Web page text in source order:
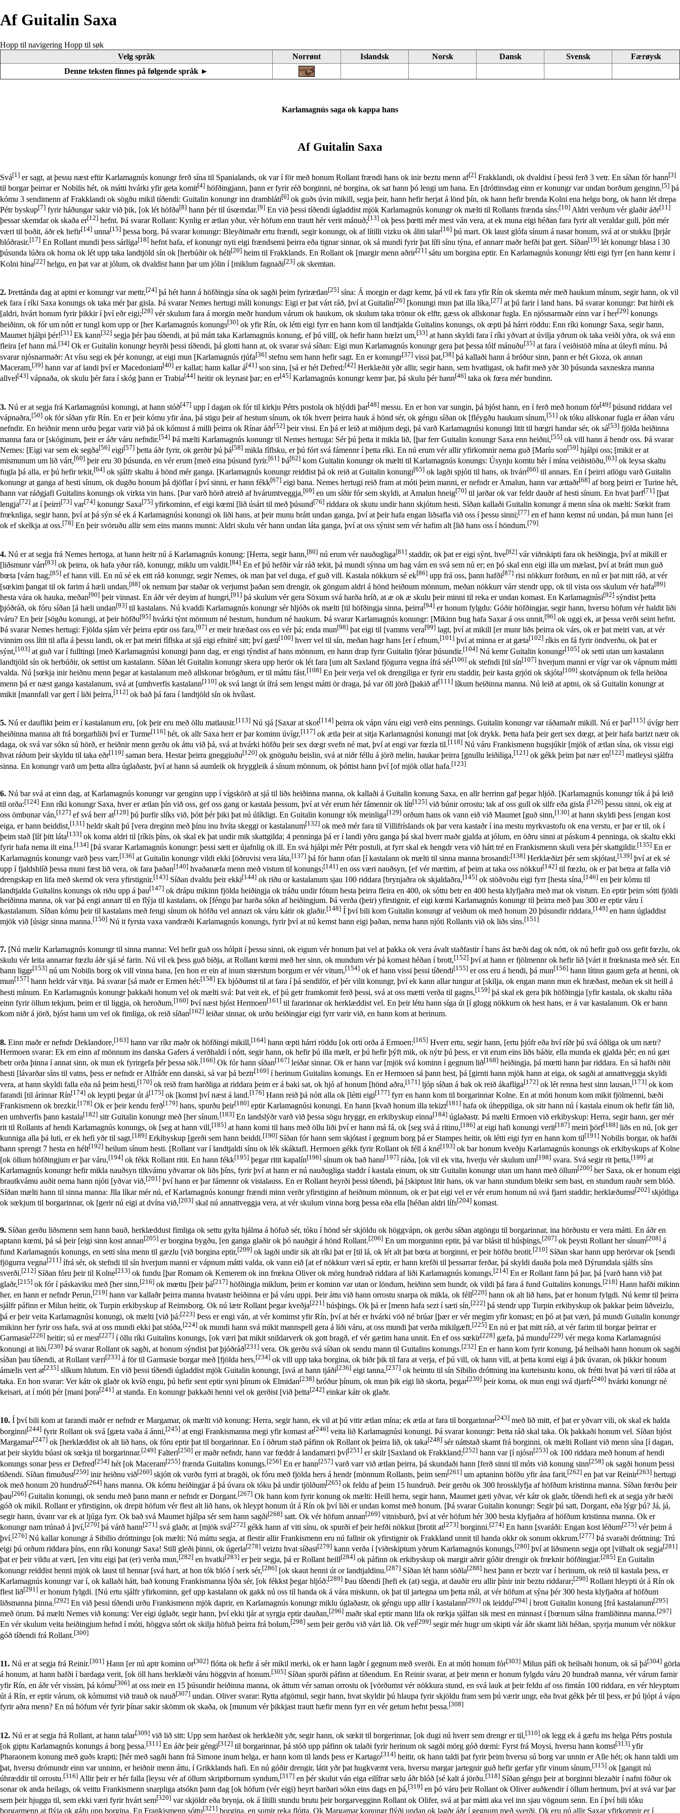
Af Guitalin Saxa
Hopp til navigering Hopp til søk
Velg språk
Norrønt Islandsk Norsk Dansk Svensk
Færøysk
Denne teksten finnes på følgende språk ►
Karlamagnús saga ok kappa hans
Af Guitalin Saxa
Svá[1] er sagt, at þessu næst eftir Karlamagnús konungr ferð sína til Spanialands, ok var í för með honum Rollant frændi hans ok inir beztu menn af[2] Frakklandi, ok dvaldist í þessi ferð 3 vetr. En síðan fór hann[3]
til borgar þeirrar er Nobilis hét, ok mátti hvárki yfir geta komit[4] höfðingjann, þann er fyrir réð borginni, né borgina, ok sat hann þó lengi um hana. En [dróttinsdag einn er konungr var undan borðum genginn,[5] þá
kómu 3 sendimenn af Frakklandi ok sögðu mikil tíðendi: Guitalin konungr inn drambláti[6] ok guðs úvin mikill, segja þeir, hann hefir herjat á lönd þín, ok hann hefir brenda Kolni ena helgu borg, ok hann lét drepa
Pétr byskup[7] fyrir háðungar sakir við þik, [ok lét höfða[8] hann þér til úsœmdar.[9] En við þessi tíðendi úgladdist mjök Karlamagnús konungr ok mælti til Rollants frænda síns:[10] Aldri verðum vér glaðir áðr[11]
þessar skemdar ok skaða er[12] hefnt. Þá svarar Rollant: Kynlig er ætlan yður, vér höfum enn trautt hér verit mánuð;[13] ok þess þœtti mér mest ván vera, at ek muna eigi héðan fara fyrir alt veraldar gull, þótt mér
væri til boðit, áðr ek hefir[14] unna[15] þessa borg. Þá svarar konungr: Bleyðimaðr ertu frændi, segir konungr, ok af lítilli vizku ok áliti talar[16] þú mart. Ok laust glófa sínum á nasar honum, svá at or stukku [þrjár
blóðrasir.[17] En Rollant mundi þess sárliga[18] hefnt hafa, ef konungr nyti eigi frændsemi þeirra eða tignar sinnar, ok sá mundi fyrir þat lífi sínu týna, ef annarr maðr hefði þat gert. Síðan[19] lét konungr blasa í 30
þúsunda lúðra ok horna ok lét upp taka landtjöld sín ok [herbúðir ok hélt[20] heim til Frakklands. En Rollant ok [margir menn aðrir[21] sátu um borgina eptir. En Karlamagnús konungr létti eigi fyrr [en hann kemr í
Kolni hina[22] helgu, en þat var at jólum, ok dvaldist hann þar um jólin í [miklum fagnaði[23] ok skemtan.
2. Þrettánda dag at aptni er konungr var mettr,[24] þá hét hann á höfðingja sína ok sagði þeim fyrirætlan[25] sína: Á morgin er dagr kemr, þá vil ek fara yfir Rín ok skemta mér með haukum mínum, segir hann, ok vil
ek fara í ríki Saxa konungs ok taka mér þar gisla. Þá svarar Nemes hertugi máli konungs: Eigi er þat várt ráð, því at Guitalin[26] [konungi mun þat illa líka,[27] at þú farir í land hans. Þá svarar konungr: Þat hirði ek
[aldri, hvárt honum fyrir þikkir í því eðr eigi;[28] vér skulum fara á morgin meðr hundum várum ok haukum, ok skulum taka trönur ok elftr, gæss ok allskonar fugla. En njósnarmaðr einn var í her[29] konungs
heiðinn, ok fór um nótt er tungl kom upp or [her Karlamagnús konungs[30] ok yfir Rín, ok létti eigi fyrr en hann kom til landtjalda Guitalins konungs, ok œpti þá hárri röddu: Enn ríki konungr Saxa, segir hann,
Maumet hjálpi þér![31] Ek kann[32] segja þér þau tíðendi, at þú mátt taka Karlamagnús konung, ef þú vill[, ok hefir hann hœlzt um,[33] at hann skyldi fara í ríki yðvart at úvilja yðrum ok taka veiði yðra, ok svá enn
fleira [ef hann má.[34] Ok er Guitalin konungr heyrði þessi tíðendi, þá glotti hann at, ok svarar svá síðan: Eigi mun Karlamagnús konungr gera þat þessa tólf mánuðu[35] at fara í veiðistöð mína at úleyfi mínu. Þá
svarar njósnarmaðr: At vísu segi ek þér konungr, at eigi mun [Karlamagnús rjúfa[36] stefnu sem hann hefir sagt. En er konungr[37] vissi þat,[38] þá kallaði hann á bróður sinn, þann er hét Gioza, ok annan
Maceram,[39] hann var af landi því er Macedoniam[40] er kallat; hann kallar á[41] son sinn, [sá er hét Defred:[42] Herklæðit yðr allir, segir hann, sem hvatligast, ok hafit með yðr 30 þúsunda saxneskra manna
allvel[43] vápnaða, ok skulu þér fara í skóg þann er Trabia[44] heitir ok leynast þar; en er[45] Karlamagnús konungr kemr þar, þá skulu þér hann[46] taka ok fœra mér bundinn.
3. Nú er at segja frá Karlamagnúsi konungi, at hann stóð[47] upp í dagan ok fór til kirkju Pétrs postola ok hlýddi þar[48] messu. En er hon var sungin, þá bjóst hann, en í ferð með honum fór[49] þúsund riddara vel
vápnaðra,[50] ok fór síðan yfir Rín. En er þeir kómu yfir ána, þá stigu þeir af hestum sínum, ok tók hverr þeirra hauk á hönd sér, ok géngu síðan ok [fléygðu haukum sínum,[51] ok tóku allskonar fugla er áðan váru
nefndir. En heiðnir menn urðu þegar varir við þá ok kómust á milli þeirra ok Rínar áðr[52] þeir vissi. En þá er leið at miðjum degi, þá varð Karlamagnúsi konungi litit til hœgri handar sér, ok sá[53] fjölda heiðinna
manna fara or [skóginum, þeir er áðr váru nefndir.[54] Þá mælti Karlamagnús konungr til Nemes hertuga: Sér þú þetta it mikla lið, [þar ferr Guitalin konungr Saxa enn heiðni,[55] ok vill hann á hendr oss. Þá svarar
Nemes: [Eigi var sem ek segða[56] eigi[57] þetta áðr fyrir, ok gerðir þú þá[58] mikla fíflsku, er þú fórt svá fámennr í þetta ríki. En nú erum vér allir yfirkomnir nema guð [Maríu son[59] hjálpi oss; [mikit er at
mismunum um lið várt,[60] þeir eru 30 þúsunda, en vér erum [með eina þúsund fyrir.[61] Þá[62] kom Guitalin konungr ok mælti til Karlamagnús konungs: Úsynju komtu hér í mína veiðistöðu,[63] ok leysa skaltu
fugla þá alla, er þú hefir tekit,[64] ok sjálfr skaltu á hönd mér ganga. [Karlamagnús konungr reiddist þá ok reið at Guitalin konungi[65] ok lagði spjóti til hans, ok hvárr[66] til annars. En í þeirri atlögu varð Guitalin
konungr at ganga af hesti sínum, ok dugðu honum þá djöflar í því sinni, er hann fékk[67] eigi bana. Nemes hertugi reið fram at móti þeim manni, er nefndr er Amalun, hann var ættaðr[68] af borg þeirri er Turine hét,
hann var ráðgjafi Guitalins konungs ok virkta vin hans. [Þar varð hörð atreið af hvárumtveggja,[69] en um síðir fór sem skyldi, at Amalun hneig[70] til jarðar ok var feldr dauðr af hesti sínum. En hvat þarf[71] [þat
lengja[72] at í þeirri[73] var[74] konungr Saxa[75] yfirkominn, ef eigi kœmi [lið úsárt til með þúsund[76] riddara ok skutu undir hann skjótum hesti. Síðan kallaði Guitalin konungr á menn sína ok mælti: Sœkit fram
frœknliga, segir hann, því at þá sýn sé ek á Karlamagnúsi konungi ok liði hans, at þeir munu brátt undan ganga, því at þeir hafa engan liðsafla við oss í þessu sinni;[77] en ef hann kemst nú undan, þá mun hann [ei
ok ef skelkja at oss.[78] En þeir svöruðu allir sem eins manns munni: Aldri skulu vér hann undan láta ganga, því at oss sýnist sem vér hafim alt [lið hans oss í höndum.[79]
4. Nú er at segja frá Nemes hertoga, at hann heitr nú á Karlamagnús konung: [Herra, segir hann,[80] nú erum vér nauðugliga[81] staddir, ok þat er eigi sýnt, hve[82] vár viðrskipti fara ok heiðingja, því at mikill er
[liðsmunr várr[83] ok þeirra, ok hafa yður ráð, konungr, miklu um valdit.[84] En ef þú hefðir vár ráð tekit, þá mundi sýnna um hag várn en svá sem nú er; en þó skal enn eigi illa um mælast, því at brátt mun guð
bœta [várn hag;[85] ef hann vill. En nú sé ek eitt ráð konungr, segir Nemes, ok man þat vel duga, ef guð vill. Kastala nökkurn sé ek[86] upp frá oss, þann hafði[87] risi nökkurr forðum, en nú er þat mitt ráð, at vér
[sœkim þangat til ok farim á hæli undan,[88] ok nemum þar staðar ok verjumst þaðan sem drengir, ok göngum aldri á hönd heiðnum mönnum, meðan nökkurr várr stendr upp, ok til vista oss skulum vér hafa[89]
hesta vára ok hauka, meðan[90] þeir vinnast. En áðr vér deyim af hungri,[91] þá skulum vér gera Söxum svá harða hríð, at æ ok æ skulu þeir minni til reka er undan komast. En Karlamagnúsi[92] sýndist þetta
þjóðráð, ok fóru síðan [á hæli undan[93] til kastalans. Nú kvaddi Karlamagnús konungr sér hljóðs ok mælti [til höfðingja sinna, þeirra[94] er honum fylgdu: Góðir höfðingjar, segir hann, hversu höfum vér haldit liði
váru? En þeir [sögðu konungi, at þeir höfðu[95] hvárki týnt mönnum né hestum, hundum né haukum. Þá svarar Karlamagnús konungr: [Mikinn bug hafa Saxar á oss unnit,[96] ok uggi ek, at þessa verði seint hefnt.
Þá svarar Nemes hertugi: Fjölda sjám vér þeirra eptir oss fara,[97] er meir hræðast oss en vér þá; enda mun[98] þat eigi til [vamms vera[99] lagt, því at mikill [er munr liðs þeirra ok várs, ok er þat meiri van, at vér
vinnim oss lítit til afla á þessu landi, ok er þat meiri fíflska at sjá eigi efnitré sitt; því gæti[100] hverr vel til sín, meðan hagr hans [er í efnum,[101] því at minna er at gæta[102] ríkis en fá fyrir öndverðu, ok þat er
sýnt,[103] at guð var í fulltingi [með Karlamagnúsi konungi þann dag, er engi týndist af hans mönnum, en hann drap fyrir Guitalin fjórar þúsundir.[104] Nú kemr Guitalin konungr[105] ok setti utan um kastalann
landtjöld sín ok herbúðir, ok settist um kastalann. Síðan lét Guitalin konungr skera upp herör ok lét fara [um alt Saxland fjögurra vegna ífrá sér[106] ok stefndi [til sín[107] hverjum manni er vígr var ok vápnum mátti
valda. Nú [sœkja inir heiðnu menn þegar at kastalanum með allskonar brögðum, er til máttu fást.[108] En þeir verja vel ok drengiliga er fyrir eru staddir, þeir kasta grjóti ok skjóta[109] skotvápnum ok fella heiðna
menn þá er næst ganga kastalanum, svá at [umhverfis kastalann[110] ok svá langt út ífrá sem lengst mátti ör draga, þá var öll jörð [þakið af[111] líkum heiðinna manna. Nú leið at aptni, ok sá Guitalin konungr at
mikit [mannfall var gert í liði þeirra,[112] ok bað þá fara í landtjöld sín ok hvílast.
5. Nú er dauflikt þeim er í kastalanum eru, [ok þeir eru með öllu matlausir.[113] Nú sjá [Saxar at skot[114] þeirra ok vápn váru eigi verð eins pennings. Guitalin konungr var ráðamaðr mikill. Nú er þar[115] úvígr herr
heiðinna manna alt frá borgarhliði því er Turme[116] hét, ok allr Saxa herr er þar kominn úvígr,[117] ok ætla þeir at sitja Karlamagnúsi konungi mat [ok drykk. Þetta hafa þeir gert sex dœgr, at þeir hafa barizt nætr ok
daga, ok svá var sókn sú hörð, er heiðnir menn gerðu ok áttu við þá, svá at hvárki höfðu þeir sex dœgr svefn né mat, því at engi var fœzla til.[118] Nú váru Frankismenn hugsjúkir [mjök of ætlan sína, ok vissu eigi
hvat ráðum þeir skyldu til taka eðr[119] saman bera. Hestar þeirra gneggiuðu[120] ok gnöguðu beislin, svá at niðr féllu á jörð melin, haukar þeirra [gnullu leiðiliga,[121] ok gékk þeim þat nær en[122] matleysi sjálfra
sinna. En konungr varð um þetta allra úglaðastr, því at hann sá aumleik ok hryggleik á sínum mönnum, ok þóttist hann því [of mjök ollat hafa.[123]
6. Nú bar svá at einn dag, at Karlamagnús konungr var genginn upp í vígskörð at sjá til liðs heiðinna manna, ok kallaði á Guitalin konung Saxa, en allr herrinn gaf þegar hljóð. [Karlamagnús konungr tók á þá leið
til orða:[124] Enn ríki konungr Saxa, hver er ætlan þín við oss, gef oss gang or kastala þessum, því at vér erum hér fámennir ok lítt[125] við búnir orrostu; tak af oss gull ok silfr eða gisla í[126] þessu sinni, ok eig at
oss ömbunar ván,[127] ef svá berr at[128] þú þurfir slíks við, þótt þér þiki þat nú úlíkligt. En Guitalin konungr tók meinliga[129] orðum hans ok vann eið við Maumet [guð sinn,[130] at hann skyldi þess [engan kost
eiga, er hann beiddist,[131] heldr skalt þú [vera dreginn með þínu inu hvíta skeggi or kastalanum[132] ok með mér fara til Villifríslands ok þar vera kastaðr í ina mestu myrkvastofu ok ena verstu, er þar er til, ok í
þeim stað [líf þitt láta[133] ok koma aldri til [ríkis þíns, ok skal ek þat undir mik skattgilda; 4 penninga þá er í landi yðru ganga þá skal hverr maðr gjalda at jólum, en öðru sinni at páskum 4 penninga, ok skaltu ekki
fyrir hafa nema ilt eina.[134] [Þá svarar Karlamagnús konungr: þessi sætt er újafnlig ok ill. En svá hjálpi mér Pétr postuli, at fyrr skal ek hengdr vera við hátt tré en Frankismenn skuli vera þér skattgildir.[135] En er
Karlamagnús konungr varð þess varr,[136] at Guitalin konungr vildi ekki [öðruvisi vera láta,[137] þá fór hann ofan [í kastalann ok mælti til sinna manna brosandi:[138] Herklæðizt þér sem skjótast,[139] því at ek sé
upp í fjaldshlíð þessa muni fæst lið vera, ok fara þaðan[140] hvaðanæfa menn með vistum til konungs;[141] en oss væri nauðsyn, [ef vér mættim, af þeim at taka oss nökkut[142] til fœzlu, ok er þat betra at falla við
drengskap en lifa með skemd ok vera yfirstignir.[143] Síðan dvaldu þeir ekki[144] ok riðu or kastalanum sjau 100 riddara [brynjaðra ok skjaldaðra,[145] ok stöðvoðu eigi fyrr [hesta sína,[146] en þeir kómu til
landtjalda Guitalins konungs ok riðu upp á þau[147] ok drápu mikinn fjölda heiðingja ok tráðu undir fótum hesta þeirra fleira en 400, ok sóttu betr en 400 hesta klyfjaðra með mat ok vistum. En eptir þeim sótti fjöldi
heiðinna manna, ok var þá engi annarr til en flýja til kastalans, ok [féngu þar harða sókn af heiðingjum. Þá verða (þeir) yfirstignir, ef eigi kœmi Karlamagnús konungr til þeirra með þau 300 er eptir váru í
kastalanum. Síðan kómu þeir til kastalans með fengi sínum ok höfðu vel annazt ok váru kátir ok glaðir.[148] Í því bili kom Guitalin konungr af veiðum ok með honum 20 þúsundir riddara,[149] en hann úgladdist
mjök við [úsigr sinna manna.[150] Nú it fyrsta vaxa vandræði Karlamagnús konungs, fyrir því at nú kemst hann eigi þaðan, nema hann njóti Rollants við ok liðs síns.[151]
7. [Nú mælir Karlamagnús konungr til sinna manna: Vel hefir guð oss hólpit í þessu sinni, ok eigum vér honum þat vel at þakka ok vera ávalt staðfastir í hans ást bæði dag ok nótt, ok nú hefir guð oss gefit fœzlu, ok
skulu vér leita annarrar fœzlu áðr sjá sé farin. Nú vil ek þess guð biðja, at Rollant kœmi með her sinn, ok mundum vér þá komast héðan í brott,[152] því at hann er fjölmennr ok hefir lið [várt it frœknasta með sér. En
hann liggr[153] nú um Nobilis borg ok vill vinna hana, [en hon er ein af inum stœrstum borgum er vér vitum,[154] ok ef hann vissi þessi tíðendi[155] er oss eru á hendi, þá mun[156] hann lítinn gaum gefa at henni, ok
mun[157] hann heldr vár vitja. Þá svarar [sá maðr er Ermen hét:[158] Ek bjóðumst til at fara í þá sendiför, ef þér vilit konungr, því ek kann allar tungur at [skilja, ok engan mann mun ek hræðast, meðan ek sit heill á
hesti mínum. En Karlamagnús konungr þakkaði honum vel ok mælti svá: Þat veit ek, ef þú getr framkomit ferð þessi, svá at oss mætti verða til gagns,[159] þá skal ek gera þik höfðingja [yfir kastala, ok skaltu ráða
einn fyrir öllum tekjum, þeim er til liggja, ok heroðum.[160] Því næst bjóst Hermoen[161] til fararinnar ok herklæddist vel. En þeir létu hann síga út [í glugg nökkurn ok hest hans, er á var kastalanum. Ok er hann
kom niðr á jörð, bjóst hann um vel ok fimliga, ok reið síðan[162] leiðar sinnar, ok urðu heiðingjar eigi fyrr varir við, en hann kom at herinum.
8. Einn maðr er nefndr Deklandore,[163] hann var ríkr maðr ok höfðingi mikill,[164] hann œpti hárri röddu [ok orti orða á Ermoen:[165] Hverr ertu, segir hann, [ertu þjófr eða hví ríðr þú svá óðliga ok um nætr?
Hermoen svarar: Ek em einn af mönnum ins danska Gafers á verðhaldi í nótt, segir hann, ok hefir þú illa mælt, er þú hefir þýft mik, ok nýtr þú þess, er vit erum eins liðs báðir, ella munda ek gjalda þér; en nú gæt
betr orða þinna í annat sinn, ok mun ek fyrirgefa þér þessa sök.[166] Ok fór hann síðan[167] leiðar sinnar. Ok er hann var [mjök svá kominn í gegnum lið[168] heiðingja, þá mœtti hann þar riddara. En sá hafði riðit
hesti [lávarðar síns til vatns, þess er nefndr er Alfráðr enn danski, sá var þá beztr[169] í herinum Guitalins konungs. En er Hermoen sá þann hest, þá [girnti hann mjök hann at eiga, ok sagði at annattveggja skyldi
vera, at hann skyldi falla eða ná þeim hesti,[170] ok reið fram harðliga at riddara þeim er á baki sat, ok hjó af honum [hönd aðra,[171] ljóp síðan á bak ok reið ákafliga[172] ok lét renna hest sinn lausan,[173] ok kom
farandi [til árinnar Rín[174] ok leypti þegar út á[175] ok [komst því næst á land.[176] Hann reið þá nótt alla ok [létti eigi[177] fyrr en hann kom til borgarinnar Kolne. En at móti honum kom mikit fjölmenni, bæði
Frankismenn ok brezkir.[178] Ok er þeir kendu ferð[179] hans, spurðu þeir[180] eptir Karlamagnúsi konungi. En hann [kvað honum illa tekizt[181] hafa ok úheppiliga, ok sitr hann nú í kastala einum ok hefir fátt lið,
en umhverfis þann kastala[182] sitr Guitalin konungr með [her sínum.[183] En landslýðr varð við þessa sögu hryggr, en erkibyskup einna[184] úglaðastr. Þá mælti Ermoen við erkibyskup: Herra, segir hann, ger mér
rit til Rollants af hendi Karlamagnús konungs, ok [seg at hann vill,[185] at hann komi til hans með öllu liði því er hann má fá, ok [seg svá á ritinu,[186] at eigi hafi konungi verit[187] meiri þörf[188] liðs en nú, [ok ger
kunniga alla þá luti, er ek hefi yðr til sagt.[189] Erkibyskup [gerði sem hann beiddi.[190] Síðan fór hann sem skjótast í gegnum borg þá er Stampes heitir, ok létti eigi fyrr en hann kom til[191] Nobilis borgar, ok hafði
hann sprengt 7 hesta en hélt[192] heilum sínum hesti. [Rollant var í landtjaldi sínu ok lék skáktafl. Hermoen gékk fyrir Rollant ok féll á kné[193] ok bar honum kveðju Karlamagnús konungs ok erkibyskups af Kolne
[ok öllum höfðingjum er þar váru,[194] ok fékk Rollant ritit. En hann fékk[195] þegar ritit kapalín[196] sínum ok bað hann[197] ráða, [ok vil ek vita, hverju vér skulum um[198] svara. Svá segir rit þetta,[199] at
Karlamagnús konungr hefir mikla nauðsyn tilkvámu yðvarrar ok liðs þíns, fyrir því at hann er nú nauðugliga staddr í kastala einum, ok sitr Guitalin konungr utan um hann með öllum[200] her Saxa, ok er honum eigi
brautkvámu auðit nema hann njóti [yðvar við,[201] því hann er þar fámennr ok vistalauss. En er Rollant heyrði þessi tíðendi, þá [skiptust litir hans, ok var hann stundum bleikr sem bast, en stundum rauðr sem blóð.
Síðan mælti hann til sinna manna: Jlla líkar mér nú, ef Karlamagnús konungr frændi minn verðr yfirstiginn af heiðnum mönnum, ok er þat eigi vel er vér erum honum nú svá fjarri staddir; herklæðumst[202] skjótliga
ok sœkjum til borgarinnar, ok [gerir nú eigi at dvína við,[203] skal nú annattveggja vera, at vér skulum vinna borg þessa eða ella [héðan aldri lífs[204] komast.
9. Síðan gerðu liðsmenn sem hann bauð, herklæddust fimliga ok settu gylta hjálma á höfuð sér, tóku í hönd sér skjöldu ok höggvápn, ok gerðu síðan atgöngu til borgarinnar, ina hörðustu er vera mátti. En áðr en
aptann kœmi, þá sá þeir [eigi sinn kost annan[205] er borgina bygðu, [en ganga glaðir ok þó nauðgir á hönd Rollant.[206] En um morguninn eptir, þá var blásit til húsþings,[207] ok þeysti Rollant her sínum[208] á
fund Karlamagnús konungs, en setti sína menn til gæzlu [við borgina eptir,[209] ok lagði undir sik alt ríki þat er [til lá, ok lét alt þat bœta at borginni, er þeir höfðu brotit.[210] Síðan skar hann upp herörvar ok [sendi
fjögurra vegna[211] ífrá sér, ok stefndi til sín hverjum manni er vápnum mátti valda, ok vann eið [at ef nökkurr væri sá eptir, er hann krefði til þessarrar ferðar, þá skyldi dauða þola með Dýrumdala sjálfs síns
sverði.[212] Síðan fóru þeir til Kolne[213] ok fundu [þar Romam ok Kemerem ok inn frœkna Oliver ok mörg hundrað riddara af liði Karlamagnús konungs.[214] En er Rollant fann þá þar, þá [varð hann við þat
glaðr,[215] ok fór í páskaviku með [her sinn,[216] ok mœttu [þeir þá[217] höfðingja miklum, þeim er kominn var utan or löndum, heiðinn sem hundr, ok vildi þá fara á fund Guitalins konungs.[218] Hann hafði mikinn
her, en hann er nefndr Perun,[219] hann var kallaðr þeirra manna hvatastr heiðinna er þá váru uppi. Þeir áttu við hann orrostu snarpa ok mikla, ok féll[220] hann ok alt lið hans, þat er honum fylgdi. Nú kemr til þeirra
sjálfr páfinn er Milun heitir, ok Turpin erkibyskup af Reimsborg. Ok nú lætr Rollant þegar kveðja[221] húsþings. Ok þá er [menn hafa sezt í sæti sín,[222] þá stendr upp Turpin erkibyskup ok þakkar þeim liðveizlu,
þá er þeir veita Karlamagnúsi konungi, ok mælti [við þá:[223] Þess er engi ván, at vér komimst yfir Rín, því at hér er hvárki vöð né brúar [þær er vér megim yfir komast; en þó at þat væri, þá mundi Guitalin konungr
mikinn her fyrir oss hafa, svá at oss mundi ekki þat stóða,[224] ok mundi hann svá mikit mannspell gera á liði váru, at oss mundi þat verða mikilgæft.[225] En nú er þat mitt ráð, at vér farim til borgar þeirrar er
Garmasie[226] heitir; sú er mest[227] í öllu ríki Guitalins konungs, [ok væri þat mikit snildarverk ok gott bragð, ef vér gætim hana unnit. En ef oss sœkir[228] gæfa, þá mundu[229] vér mega koma Karlamagnúsi
konungi at liði.[230] Þá svarar Rollant ok sagði, at honum sýndist þat þjóðráð[231] vera. Ok gerðu svá síðan ok sendu mann til Guitalins konungs.[232] En er hann kom fyrir konung, þá heilsaði hann honum ok sagði
síðan þau tíðendi, at Rollant væri[233] á för til Garmasie borgar með [fjölda hers,[234] ok vill upp taka borgina, ok biðr þik til fara at verja, ef þú vill, ok hann vill, at þetta komi eigi á þik úvaran, ok þikkir honum
ámælis vert at[235] slíkum hlutum. En við þessi tíðendi úgladdist mjök Guitalin konungr, [svá at hann tjáði[236] eigi tanna,[237] ok heimtu til sín Sibilio dróttning ina kurteisustu konu, ok frétti hvat þá væri til ráða at
taka. En hon svarar: Ver kátr ok glaðr ok kvíð engu, þú hefir sent eptir syni þínum ok Elmidan[238] bróður þínum, ok mun þik eigi lið skorta, þegar[239] þeir koma, ok mun engi svá djarfr[240] hvárki konungr né
keisari, at í móti þér [mani þora[241] at standa. En konungr þakkaði henni vel ok gerðist [við þetta[242] einkar kátr ok glaðr.
10. Í því bili kom at farandi maðr er nefndr er Margamar, ok mælti við konung: Herra, segir hann, ek vil at þú vitir ætlan mína; ek ætla at fara til borgarinnar[243] með lið mitt, ef þat er yðvarr vili, ok skal ek halda
borginni[244] fyrir Rollant ok svá [gæta vaða á ánni,[245] at engi Frankismanna megi yfir komast at[246] veita lið Karlamagnúsi konungi. Þá svarar konungr: Þetta ráð skal taka. Ok þakkaði honum vel. Síðan bjóst
Margamar[247] ok [herklæddist ok alt lið hans, ok fóru eptir þat til borgarinnar. En í öðrum stað páfinn ok Rollant ok þeirra lið, ok taka[248] sér náttstað skamt frá borginni, ok mælti Rollant við menn sína [í dagan,
at þeir skyldu búast ok sœkja til borgarinnar.[249] Falteri[250] er maðr nefndr, hann var fœddr á landamæri því[251] er skilr [Saxland ok Frakkland;[252] hann var [í njósn[253] ok 100 riddara með honum af hendi
konungs sonar þess er Defred[254] hét [ok Maceram[255] frænda Guitalins konungs.[256] En er hann[257] varð varr við ætlan þeirra, þá skundaði hann [ferð sinni til móts við konung sinn[258] ok sagði honum þessi
tíðendi. Síðan fimuðust[259] inir heiðnu við[260] skjótt ok vurðu fyrri at bragði, ok fóru með fjölda hers á hendr [mönnum Rollants, þeim sem[261] um aptaninn höfðu yfir ána farit,[262] en þat var Reinir[263] hertugi
ok með honum 20 hundruð[264] hans manna. Ok kómu heiðingjar á þá úvara ok tóku þá undir tjölðum[265] ok feldu af þeim 15 hundruð. Þeir gerðu ok 300 hrossklyfja af höfðum kristinna manna. Síðan fœrðu þeir
þau[266] Guitalin konungi, ok sendu með þann mann er nefndr er Dorgant.[267] Ok hann kom fyrir konung ok mælti: Heill herra, segir hann, Maumet gæti yðvar, vér kátr ok glaðr, tíðendi hefi ek at segja yðr bæði
góð ok mikil. Rollant er yfirstiginn, ok drepit höfum vér flest alt lið hans, ok hleypt honum út á Rín ok því liði er undan komst með honum. [Þá svarar Guitalin konungr: Segir þú satt, Dorgant, eða lýgr þú? Já, já,
segir hann, úvanr var ek at ljúga fyrr. Ok bað svá Maumet hjálpa sér sem hann sagði[268] satt. Ok vér höfum annan[269] vitnisburð, því at vér höfum hér 300 hesta klyfjaðra af höfðum kristinna manna. Ok er
konungr nam trúnað á því,[270] þá várð hann[271] svá glaðr, at [mjök svá[272] gékk hann af viti sínu, ok spurði ef þeir hefði nökkut [brotit at[273] borginni.[274] En hann [svaráði: Engan kost léðum[275] vér þeim á
því.[276] Nú kallar konungr á Sibilio dróttningu [ok mælti: Nú máttu segja, at flestir allir Frankismenn eru nú fallnir ok yfirstignir ok Frakkland unnit til handa okkr ok sonum okkrum.[277] Þá svaraði dróttning: Trú
eigi þú orðum riddara þíns, enn ríki konungr Saxa! Still gleði þinni, ok úgerla[278] veiztu hvat síðast[279] kann verða í [viðrskiptum yðrum Karlamagnús konungs,[280] því at liðsmenn segja opt [vilhalt ok segja[281]
þat er þeir vildu at væri, [en vitu eigi þat (er) verða mun,[282] en hvatki[283] er þeir segja, þá er Rollant heill[284] ok páfinn ok erkibyskup ok margir aðrir góðir drengir ok frœknir höfðingjar.[285] En Guitalin
konungr reiddist henni mjök ok laust til hennar [svá hart, at hon tók blóð í serk sér,[286] [ok skaut henni út or landtjaldinu.[287] Síðan lét hann söðla[288] hest þann er beztr var í herinum, ok reið til kastala þess, er
Karlamagnús konungr var í, ok kallaði hátt, bað konung Frankismanna lýða sér, [ok fékkst þegar hljóð:[289] Þau tíðendi [hefi ek (at) segja, at dauðir eru allir þínir inir beztu riddarar;[290] Rollant hleypti út á Rín ok
flest lið[291] er honum fylgdi. [Nú ertu sjálfr yfirkominn, gef upp kastalann ok gakk nú oss til handa ok á vára miskunn, ok þat til jartegna um þetta mál, at vér höfum at sýna þér 300 hesta klyfjaðra af höfðum
liðsmanna þinna.[292] En við þessi tíðendi urðu Frankismenn mjök daprir, en Karlamagnús konungr miklu úglaðastr, ok géngu upp allir í kastalann[293] ok leiddu[294] í brott Guitalin konung [frá kastalanum[295]
með örum. Þá mælti Nemes við konung: Ver eigi úglaðr, segir hann, því ekki tjár at syrgja eptir dauðan,[296] maðr skal eptir mann lifa ok rœkja sjálfan sik mest en minnast í [bœnum sálna framliðinna manna.[297]
En vér skulum veita heiðingjum hefnd í móti, höggva stórt ok skilja höfuð þeirra frá bolum,[298] sem þeir gerðu við várt lið. Ok vel[299] segir mér hugr um skipti vár áðr skamt liði héðan, spyrja munum vér nökkur
góð tíðendi frá Rollant.[300]
11. Nú er at segja frá Reinir.[301] Hann [er nú aptr kominn or[302] flótta ok hefir á sér mikil merki, ok er hann lagðr í gegnum með sverði. En at móti honum fór[303] Milun páfi ok heilsaði honum, ok sá þá[304] görla
á honum, at hann hafði í bardaga verit, [ok öll hans herklæði váru höggvin af honum.[305] Síðan spurði páfinn at tíðendum. En Reinir svarar, at þeir menn er honum fylgdu váru 20 hundrað manna, vér várum farnir
yfir Rín, en áðr vér vissim, þá kómu[306] at oss meir en 15 þúsundir heiðinna manna, ok áttum vér saman orrostu ok [vörðumst vér nökkura stund, en svá lauk at þeir feldu af oss fimtán 100 riddara, en vér hleyptum
út á Rín, er eptir várum, ok kómumst við trauð ok nauð[307] undan. Oliver svarar: Rytta afgömul, segir hann, hvat skyldir þú hlaupa fyrir skjöldu fram sem þú værir ungr, eða hvat gékk þér til þess, er þú ljópt á vápn
fyrir aðra menn? En nú höfum vér fyrir þínar sakir skömm ok skaða, ok [munum vér þikkjast trautt hæfir menn fyrr en vér getum hefnt þessa.[308]
12. Nú er at segja frá Rollant, at hann talar[309] við lið sitt: Upp sem harðast ok herklæðit yðr, segir hann, ok sœkit til borgerinnar, [ok dugi nú hverr sem drengr er til,[310] ok legg ek á gæfu ins helga Pétrs postula
[ok giptu Karlamagnús konungs á borg þessa.[311] En áðr þeir géngi[312] til borgarinnar, þá stóð upp páfinn ok talaði fyrir herinum ok sagði mörg góð dœmi: Fyrst frá Moysi, hversu hann komst[313] yfir
Pharaonem konung með guðs krapti; [hér með sagði hann frá Simone inum helga, er hann kom til lands þess er Kartago[314] heitir, ok hann taldi þat fyrir þeim hversu sú borg var unnin er Alle hét; ok hann taldi um
þat, hversu drómundr einn var unninn, er heiðnir menn áttu, í Grikklands hafi. En nú góðir drengir, látit yðr þat hugkvæmt vera, hversu margar jartegnir guð hefir gerfar yfir vinum sínum,[315] ok [gangit nú
úhræddir til orrostu.[316] Allir þeir er hér falla [leysu vér af öllum skriptbornum syndum,[317] en þér skulut ván eiga eilífrar sælu áðr blóð [sé kalt á jörðu.[318] Síðan géngu þeir at borginni blezaðir í nafni föður ok
sonar ok anda heilags, ok veittu Frankismenn snarpliga atsókn þann dag [ok höfum (vér eigi) heyrt harðari sókn eins dags en þá,[319] en þó váru þeir Rollant ok Oliver auðkendir í öllum herinum, því at svá var þar
sem þeir hjuggu til, sem ekki væri fyrir hvárt sem[320] var skjöldr eða brynja, ok á lítilli stundu brutu þeir borgarvegginn Rollant ok Olifer, svá at þar mátti aka vel inn sjau vögnum senn. En í því bili tóku
borgarmenn at flýja ok gáfu upp borgina. En Frankismenn sóttu[321] borgina, en sumir reka flótta. Ok Margamar konungr flýði undan ok lagðr áðr í gegnum með sverði. Ok eru nú allir Saxar yfirkomnir er í